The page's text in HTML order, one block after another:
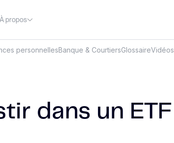
À propos
dans un ETF
personnellesBanque & CourtiersGlossaireVidéos